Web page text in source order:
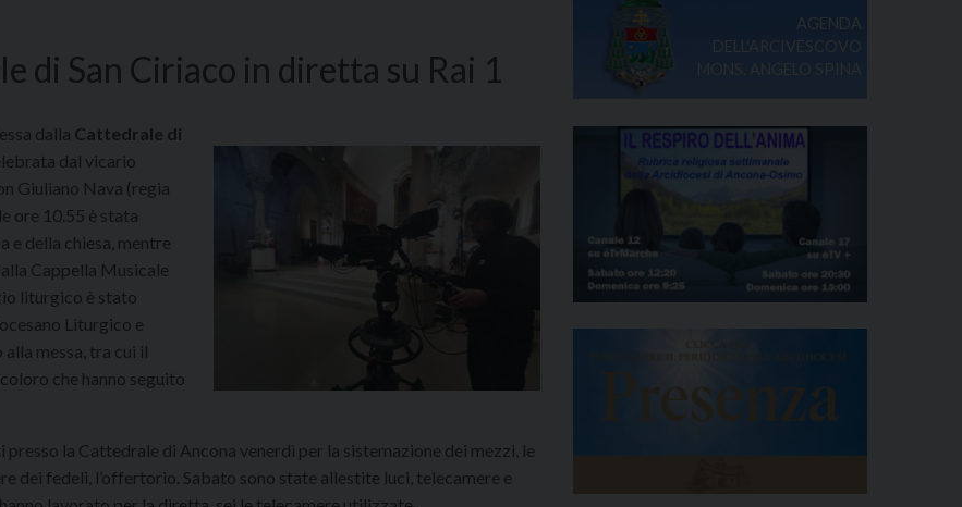
di San Ciriaco in diretta su Rai 1
dalla Cattedrale di
dal vicario
Giuliano Nava (regia
ore 10.55 è stata
e della chiesa, mentre
Cappella Musicale
liturgico è stato
Liturgico e
messa, tra cui il
che hanno seguito
la Cattedrale di Ancona venerdì per la sistemazione dei mezzi, le
dei fedeli, l’offertorio. Sabato sono state allestite luci, telecamere e
AGENDA
DELL'ARCIVESCOVO